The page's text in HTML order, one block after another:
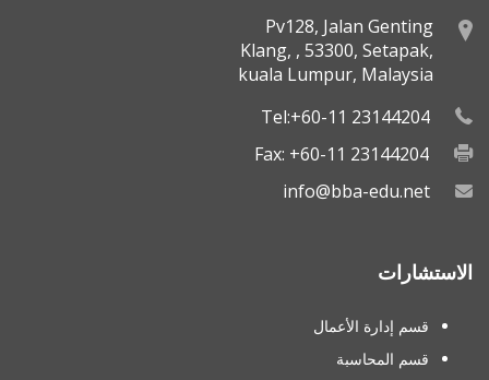
Pv128, Jalan Genting
Klang, , 53300, Setapak,
kuala Lumpur, Malaysia
Tel:+60-11 23144204
Fax: +60-11 23144204
info@bba-edu.net
الاستشارات
قسم إدارة الأعمال
قسم المحاسبة